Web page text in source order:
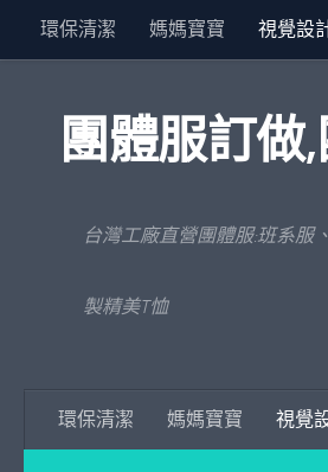
Skip to content
環保清潔 媽媽寶寶 視覺設
團體服訂做
台灣工廠直營團體服:班系服
製精美T恤
環保清潔 媽媽寶寶 視覺